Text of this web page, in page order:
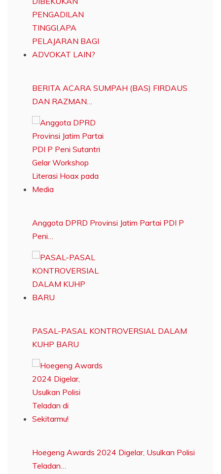
BERITA ACARA SUMPAH (BAS) FIRDAUS
DAN RAZMAN…
Anggota DPRD Provinsi Jatim Partai PDI P
Peni…
PASAL-PASAL KONTROVERSIAL DALAM
KUHP BARU
Hoegeng Awards 2024 Digelar, Usulkan Polisi
Teladan…